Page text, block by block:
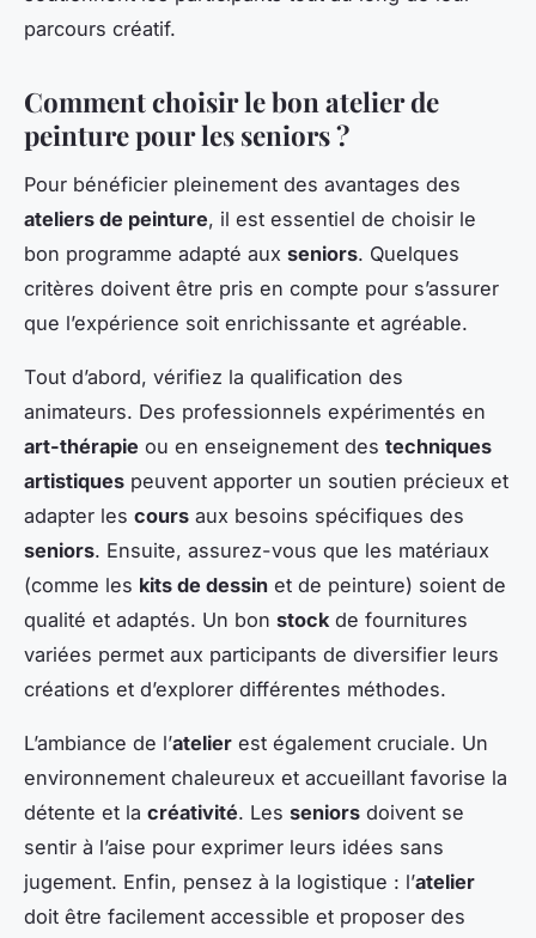
parcours créatif.
Comment choisir le bon atelier de
peinture pour les seniors ?
Pour bénéficier pleinement des avantages des
ateliers de peinture, il est essentiel de choisir le
bon programme adapté aux seniors. Quelques
critères doivent être pris en compte pour s’assurer
que l’expérience soit enrichissante et agréable.
Tout d’abord, vérifiez la qualification des
animateurs. Des professionnels expérimentés en
art-thérapie ou en enseignement des techniques
artistiques peuvent apporter un soutien précieux et
adapter les cours aux besoins spécifiques des
seniors. Ensuite, assurez-vous que les matériaux
(comme les kits de dessin et de peinture) soient de
qualité et adaptés. Un bon stock de fournitures
variées permet aux participants de diversifier leurs
créations et d’explorer différentes méthodes.
L’ambiance de l’atelier est également cruciale. Un
environnement chaleureux et accueillant favorise la
détente et la créativité. Les seniors doivent se
sentir à l’aise pour exprimer leurs idées sans
jugement. Enfin, pensez à la logistique : l’atelier
doit être facilement accessible et proposer des